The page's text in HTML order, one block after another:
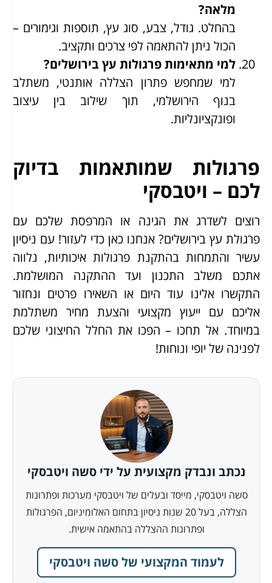
מלאה?
בהחלט. גודל, צבע, סוג עץ, תוספות וגימורים –
הכול ניתן להתאמה לפי צרכים ותקציב.
למי מתאימות פרגולות עץ בירושלים?
למי שמחפש פתרון הצללה אותנטי, משתלב
בנוף הירושלמי, תוך שילוב בין עיצוב
ופונקציונליות.
פרגולות שמותאמות בדיוק
לכם – ויטבסקי
רוצים לשדרג את הגינה או המרפסת שלכם עם
פרגולת עץ בירושלים? אנחנו כאן כדי לעזור! עם ניסיון
עשיר והתמחות בהתקנת פרגולות איכותיות, נלווה
אתכם משלב התכנון ועד ההתקנה המושלמת.
התקשרו אלינו עוד היום או השאירו פרטים ונחזור
אליכם עם ייעוץ מקצועי והצעת מחיר משתלמת
במיוחד. אל תחכו – הפכו את החלל החיצוני שלכם
לפנינה של יופי ונוחות!
נכתב ונבדק מקצועית על ידי סשה ויטבסקי
סשה ויטבסקי, מייסד ובעלים של ויטבסקי מערכות ופתרונות
הצללה, בעל 20 שנות ניסיון בתחום האלומיניום, הפרגולות
ופתרונות ההצללה בהתאמה אישית.
לעמוד המקצועי של סשה ויטבסקי